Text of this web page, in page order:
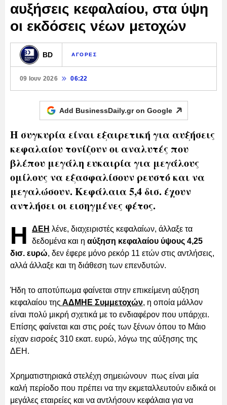
αυξήσεις κεφαλαίου, στα ύψη
οι εκδόσεις νέων μετοχών
BD ΑΓΟΡΕΣ
09 Ιουν 2026 06:22
Add BusinessDaily.gr on Google
Η συγκυρία είναι εξαιρετική για αυξήσεις
κεφαλαίου τονίζουν οι αναλυτές που
βλέπου μεγάλη ευκαιρία για μεγάλους
ομίλους να εξασφαλίσουν ρευστό και να
μεγαλώσουν. Κεφάλαια 5,4 δισ. έχουν
αντλήσει οι εισηγμένες φέτος.
Η ΔΕΗ λένε, διαχειριστές κεφαλαίων, άλλαξε τα
δεδομένα και η αύξηση κεφαλαίου ύψους 4,25
δισ. ευρώ, δεν έφερε μόνο ρεκόρ 11 ετών στις αντλήσεις,
αλλά άλλαξε και τη διάθεση των επενδυτών.
Ήδη το αποτύπωμα φαίνεται στην επικείμενη αύξηση
κεφαλαίου της ΑΔΜΗΕ Συμμετοχών, η οποία μάλλον
είναι πολύ μικρή σχετικά με το ενδιαφέρον που υπάρχει.
Επίσης φαίνεται και στις ροές των ξένων όπου το Μάιο
είχαν εισροές 310 εκατ. ευρώ, λόγω της αύξησης της
ΔΕΗ.
Χρηματιστηριακά στελέχη σημειώνουν πως είναι μία
καλή περίοδο που πρέπει να την εκμεταλλευτούν ειδικά οι
μεγάλες εταιρείες και να αντλήσουν κεφάλαια για να